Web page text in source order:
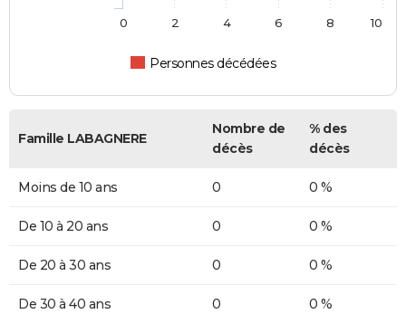
Personnes décédées
0 2 4 6 8 10
Famille LABAGNERE
Nombre de
décès
% des
décès
Moins de 10 ans 0 0 %
De 10 à 20 ans 0 0 %
De 20 à 30 ans 0 0 %
De 30 à 40 ans 0 0 %